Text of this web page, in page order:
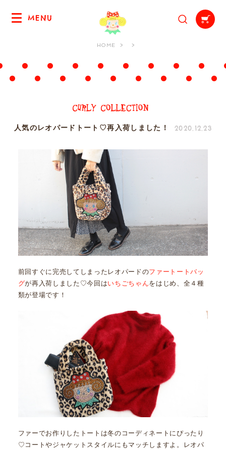
MENU
HOME
人気のレオパードトート♡再入荷しました！ 2020.12.23
前回すぐに完売してしまったレオパードのファートートバッ
グが再入荷しました♡今回はいちごちゃんをはじめ、全４種
類が登場です！
ファーでお作りしたトートは冬のコーディネートにぴったり
♡コートやジャケットスタイルにもマッチしますよ。レオパ